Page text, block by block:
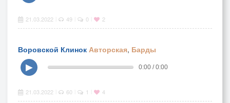
21.03.2022 49 0 2
Воровской Клинок Авторская, Барды
▶
0:00 / 0:00
21.03.2022 60 1 4